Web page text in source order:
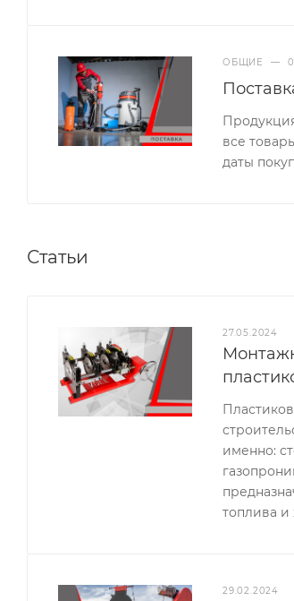
ОБЩИЕ —
все
даты
Статьи
27.05.2024
именно:
топлива и
29.02.2024